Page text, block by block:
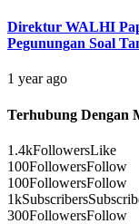
Direktur WALHI
Pegunungan Soal
1 year ago
Terhubung Dengan
1.4kFollowersLike
100FollowersFollow
100FollowersFollow
1kSubscribers
300FollowersFollow